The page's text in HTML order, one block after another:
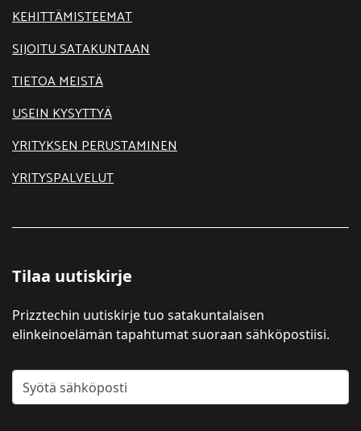
KEHITTÄMISTEEMAT
SIJOITU SATAKUNTAAN
TIETOA MEISTÄ
USEIN KYSYTTYÄ
YRITYKSEN PERUSTAMINEN
YRITYSPALVELUT
Tilaa uutiskirje
Prizztechin uutiskirje tuo satakuntalaisen
elinkeinoelämän tapahtumat suoraan sähköpostiisi.